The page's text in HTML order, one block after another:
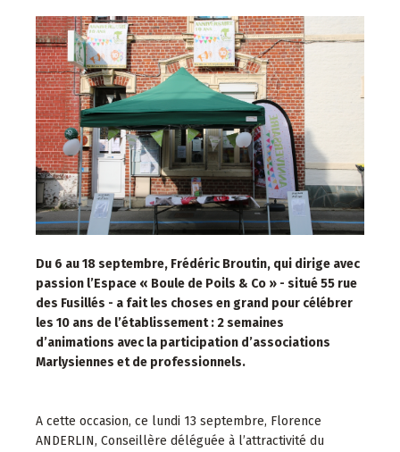
Du 6 au 18 septembre, Frédéric Broutin, qui dirige avec
passion l’Espace « Boule de Poils & Co » - situé 55 rue
des Fusillés - a fait les choses en grand pour célébrer
les 10 ans de l’établissement : 2 semaines
d’animations avec la participation d’associations
Marlysiennes et de professionnels.
A cette occasion, ce lundi 13 septembre, Florence
ANDERLIN, Conseillère déléguée à l’attractivité du